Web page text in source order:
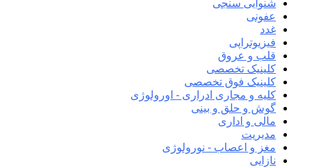
شنوایی سنجی
عفونی
غدد
فیزیوتراپی
قلب و عروق
کلینیک تخصصی
کلینیک فوق تخصصی
کلیه و مجاری ادراری - اورولوژی
گوش و حلق و بینی
مالی و اداری
مدیریت
مغز و اعصاب - نورولوژی
نازایی